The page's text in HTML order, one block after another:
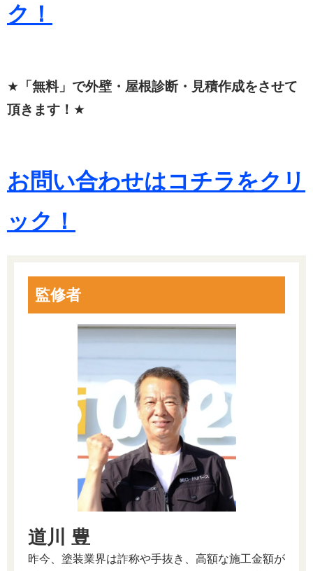
ク！
★ 「無料」で外壁・屋根診断・見積作成をさせて
頂きます！ ★
お問い合わせはコチラをクリ
ック！
監修者
道川 豊
昨今、塗装業界は詐称や手抜き、高額な施工金額が